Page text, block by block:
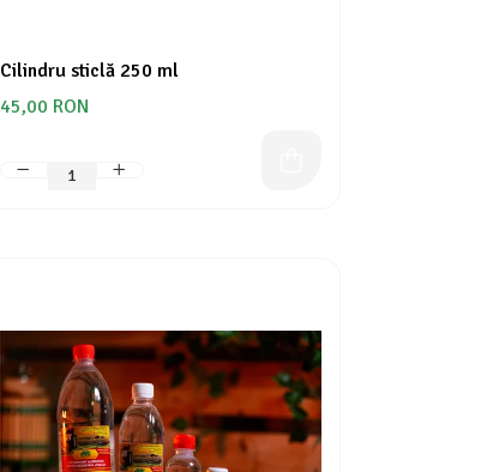
Cilindru sticlă 250 ml
45,00 RON